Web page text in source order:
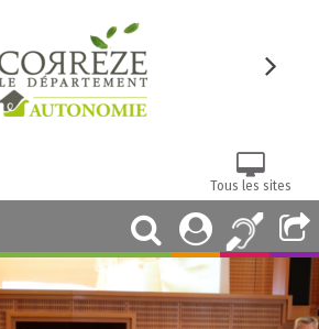
Tous les sites